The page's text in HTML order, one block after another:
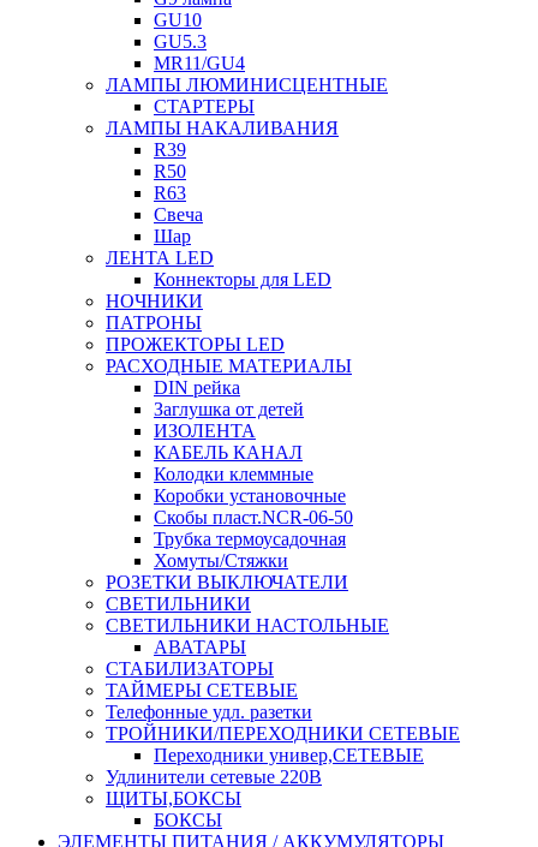
GU10
GU5.3
MR11/GU4
ЛАМПЫ ЛЮМИНИСЦЕНТНЫЕ
СТАРТЕРЫ
ЛАМПЫ НАКАЛИВАНИЯ
R39
R50
R63
Свеча
Шар
ЛЕНТА LED
Коннекторы для LED
НОЧНИКИ
ПАТРОНЫ
ПРОЖЕКТОРЫ LED
РАСХОДНЫЕ МАТЕРИАЛЫ
DIN рейка
Заглушка от детей
ИЗОЛЕНТА
КАБЕЛЬ КАНАЛ
Колодки клеммные
Коробки установочные
Скобы пласт.NCR-06-50
Трубка термоусадочная
Хомуты/Стяжки
РОЗЕТКИ ВЫКЛЮЧАТЕЛИ
СВЕТИЛЬНИКИ
СВЕТИЛЬНИКИ НАСТОЛЬНЫЕ
АВАТАРЫ
СТАБИЛИЗАТОРЫ
ТАЙМЕРЫ СЕТЕВЫЕ
Телефонные удл. разетки
ТРОЙНИКИ/ПЕРЕХОДНИКИ СЕТЕВЫЕ
Переходники универ,СЕТЕВЫЕ
Удлинители сетевые 220В
ЩИТЫ,БОКСЫ
БОКСЫ
ЭЛЕМЕНТЫ ПИТАНИЯ / АККУМУЛЯТОРЫ